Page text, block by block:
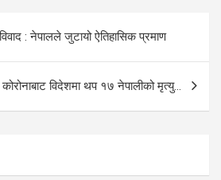
विवाद : नेपालले जुटायो ऐतिहासिक प्रमाण
कोरोनाबाट विदेशमा थप १७ नेपालीको मृत्यु…